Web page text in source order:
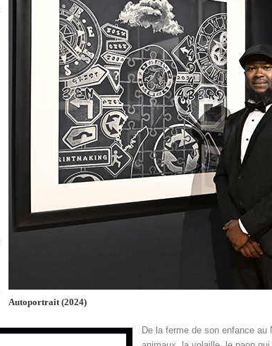
Autoportrait (2024)
De la ferme de son enfance au